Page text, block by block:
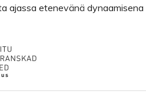
ajassa etenevänä dynaamisena